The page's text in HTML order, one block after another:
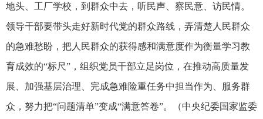
地头、工厂学校，到群众中去，听民声、察民意、访民情。
领导干部要带头走好新时代党的群众路线，弄清楚人民群众
的急难愁盼，把人民群众的获得感和满意度作为衡量学习教
育成效的“标尺”，组织党员干部立足岗位，在推动高质量发
展、加强基层治理、完成急难险重任务中担当作为、服务群
众，努力把“问题清单”变成“满意答卷”。（中央纪委国家监委